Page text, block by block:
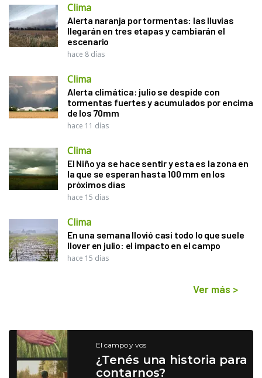
Clima
Alerta naranja por tormentas: las lluvias
llegarán en tres etapas y cambiarán el
escenario
hace 8 días
Clima
Alerta climática: julio se despide con
tormentas fuertes y acumulados por encima
de los 70mm
hace 11 días
Clima
El Niño ya se hace sentir y esta es la zona en
la que se esperan hasta 100 mm en los
próximos días
hace 15 días
Clima
En una semana llovió casi todo lo que suele
llover en julio: el impacto en el campo
hace 15 días
Ver más >
El campo y vos
¿Tenés una historia para
contarnos?